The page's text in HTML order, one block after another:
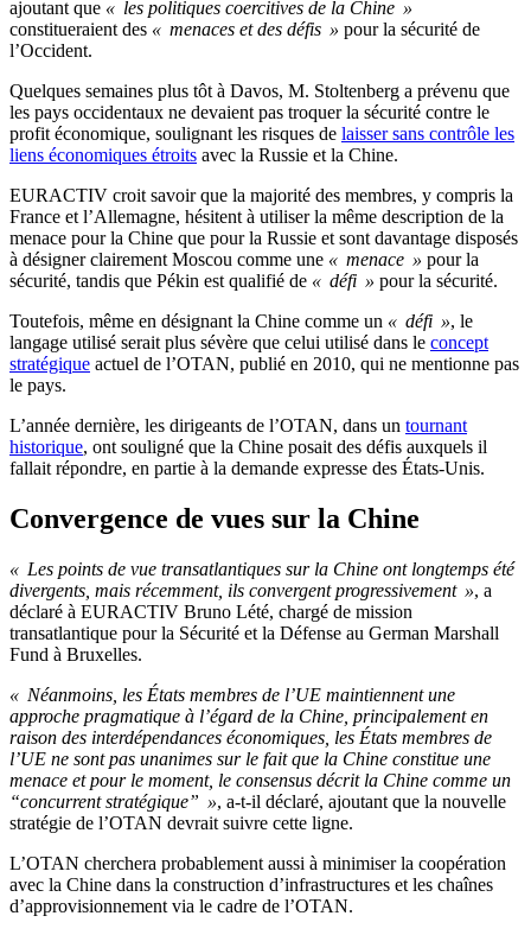
ajoutant que « les politiques coercitives de la Chine »
constitueraient des « menaces et des défis » pour la sécurité de
l’Occident.
Quelques semaines plus tôt à Davos, M. Stoltenberg a prévenu que
les pays occidentaux ne devaient pas troquer la sécurité contre le
profit économique, soulignant les risques de laisser sans contrôle les
liens économiques étroits avec la Russie et la Chine.
EURACTIV croit savoir que la majorité des membres, y compris la
France et l’Allemagne, hésitent à utiliser la même description de la
menace pour la Chine que pour la Russie et sont davantage disposés
à désigner clairement Moscou comme une « menace » pour la
sécurité, tandis que Pékin est qualifié de « défi » pour la sécurité.
Toutefois, même en désignant la Chine comme un « défi », le
langage utilisé serait plus sévère que celui utilisé dans le concept
stratégique actuel de l’OTAN, publié en 2010, qui ne mentionne pas
le pays.
L’année dernière, les dirigeants de l’OTAN, dans un tournant
historique, ont souligné que la Chine posait des défis auxquels il
fallait répondre, en partie à la demande expresse des États-Unis.
Convergence de vues sur la Chine
« Les points de vue transatlantiques sur la Chine ont longtemps été
divergents, mais récemment, ils convergent progressivement », a
déclaré à EURACTIV Bruno Lété, chargé de mission
transatlantique pour la Sécurité et la Défense au German Marshall
Fund à Bruxelles.
« Néanmoins, les États membres de l’UE maintiennent une
approche pragmatique à l’égard de la Chine, principalement en
raison des interdépendances économiques, les États membres de
l’UE ne sont pas unanimes sur le fait que la Chine constitue une
menace et pour le moment, le consensus décrit la Chine comme un
“concurrent stratégique” », a-t-il déclaré, ajoutant que la nouvelle
stratégie de l’OTAN devrait suivre cette ligne.
L’OTAN cherchera probablement aussi à minimiser la coopération
avec la Chine dans la construction d’infrastructures et les chaînes
d’approvisionnement via le cadre de l’OTAN.